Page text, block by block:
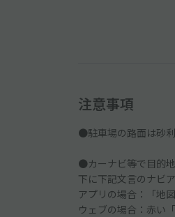
注意事項
●駐車場の路面は砂利
●カーナビ等で目的
下に下記文言のナビ
アプリの場合：「地
ウェブの場合：赤い